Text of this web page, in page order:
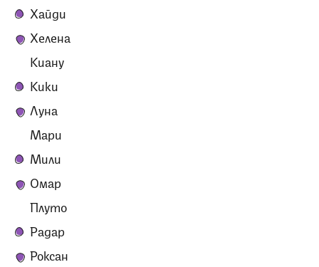
Хайди
Хелена
Киану
Кики
Луна
Мари
Мили
Омар
Плуто
Радар
Роксан